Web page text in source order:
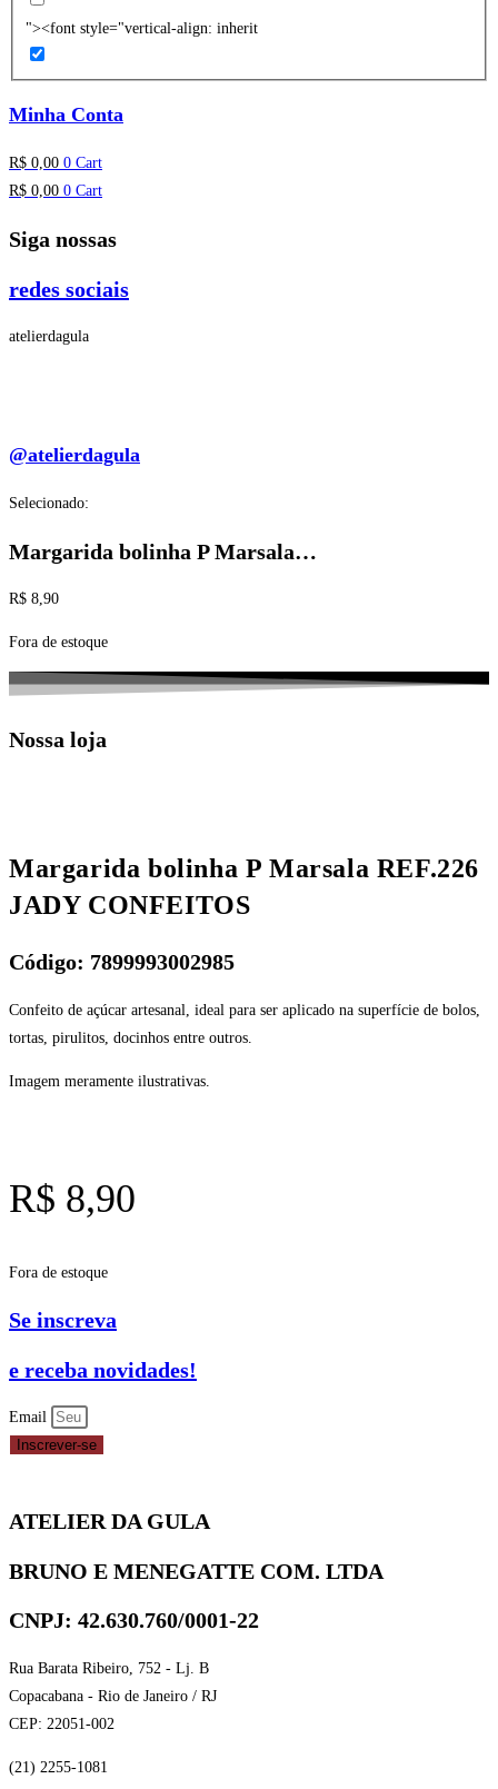
"><font style="vertical-align: inherit
Minha Conta
R$ 0,00 0 Cart
R$ 0,00 0 Cart
Siga nossas
redes sociais
atelierdagula
@atelierdagula
Selecionado:
Margarida bolinha P Marsala…
R$ 8,90
Fora de estoque
Nossa loja
Margarida bolinha P Marsala REF.226
JADY CONFEITOS
Código: 7899993002985
Confeito de açúcar artesanal, ideal para ser aplicado na superfície de bolos,
tortas, pirulitos, docinhos entre outros.
Imagem meramente ilustrativas.
R$ 8,90
Fora de estoque
Se inscreva
e receba novidades!
Email
Inscrever-se
ATELIER DA GULA
BRUNO E MENEGATTE COM. LTDA
CNPJ: 42.630.760/0001-22
Rua Barata Ribeiro, 752 - Lj. B
Copacabana - Rio de Janeiro / RJ
CEP: 22051-002
(21) 2255-1081